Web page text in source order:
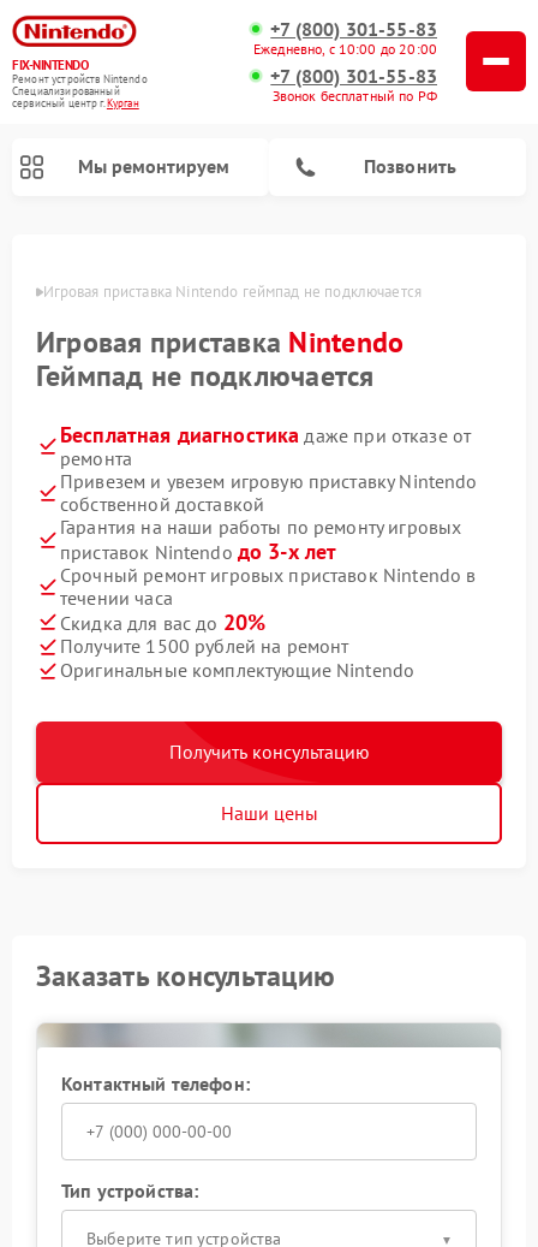
FIX-NINTENDO
Ремонт устройств Nintendo
Специализированный
cервисный центр г.Курган
+7 (800) 301-55-83
Ежедневно, с 10:00 до 20:00
+7 (800) 301-55-83
Звонок бесплатный по РФ
Мы ремонтируем Позвонить
Игровая приставка Nintendo геймпад не подключается
Игровая приставка Nintendo
Геймпад не подключается
Бесплатная диагностика даже при отказе от
ремонта
Привезем и увезем игровую приставку Nintendo
собственной доставкой
Гарантия на наши работы по ремонту игровых
приставок Nintendo до 3-х лет
Срочный ремонт игровых приставок Nintendo в
течении часа
Скидка для вас до 20%
Получите 1500 рублей на ремонт
Оригинальные комплектующие Nintendo
Получить консультацию
Наши цены
Заказать консультацию
Контактный телефон:
Тип устройства:
Выберите тип устройства